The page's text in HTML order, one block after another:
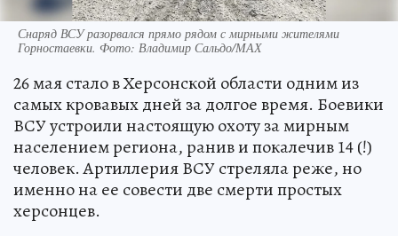
Снаряд ВСУ разорвался прямо рядом с мирными жителями
Горностаевки. Фото: Владимир Сальдо/МАХ
26 мая стало в Херсонской области одним из
самых кровавых дней за долгое время. Боевики
ВСУ устроили настоящую охоту за мирным
населением региона, ранив и покалечив 14 (!)
человек. Артиллерия ВСУ стреляла реже, но
именно на ее совести две смерти простых
херсонцев.